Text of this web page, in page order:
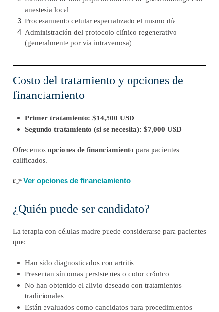
anestesia local
Procesamiento celular especializado el mismo día
Administración del protocolo clínico regenerativo
(generalmente por vía intravenosa)
Costo del tratamiento y opciones de
financiamiento
Primer tratamiento: $14,500 USD
Segundo tratamiento (si se necesita): $7,000 USD
Ofrecemos opciones de financiamiento para pacientes
calificados.
👉 Ver opciones de financiamiento
¿Quién puede ser candidato?
La terapia con células madre puede considerarse para pacientes
que:
Han sido diagnosticados con artritis
Presentan síntomas persistentes o dolor crónico
No han obtenido el alivio deseado con tratamientos
tradicionales
Están evaluados como candidatos para procedimientos